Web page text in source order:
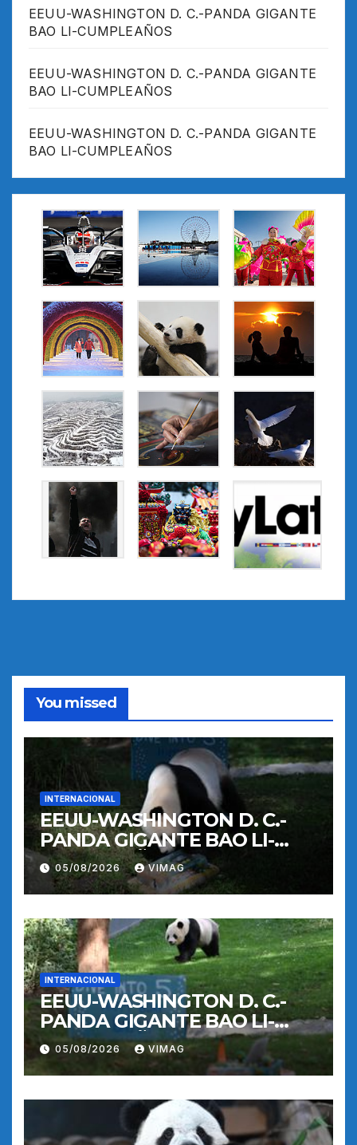
EEUU-WASHINGTON D. C.-PANDA GIGANTE
BAO LI-CUMPLEAÑOS
EEUU-WASHINGTON D. C.-PANDA GIGANTE
BAO LI-CUMPLEAÑOS
EEUU-WASHINGTON D. C.-PANDA GIGANTE
BAO LI-CUMPLEAÑOS
You missed
INTERNACIONAL
EEUU-WASHINGTON D. C.-
PANDA GIGANTE BAO LI-
CUMPLEAÑOS
05/08/2026 VIMAG
INTERNACIONAL
EEUU-WASHINGTON D. C.-
PANDA GIGANTE BAO LI-
CUMPLEAÑOS
05/08/2026 VIMAG